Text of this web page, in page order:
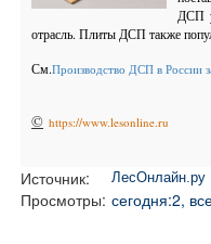
ДСП
отрасль. Плиты ДСП также
См.Производство ДСП в России
© https://www.lesonline.ru
Источник: ЛесОнлайн.ру
Просмотры: сегодня:2,